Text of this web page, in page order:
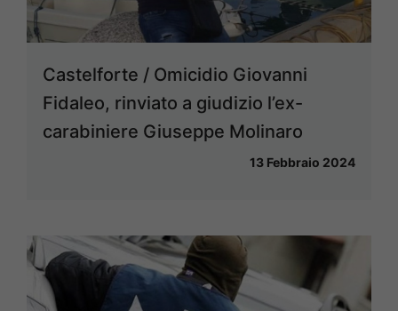
Castelforte / Omicidio Giovanni
Fidaleo, rinviato a giudizio l’ex-
carabiniere Giuseppe Molinaro
13 Febbraio 2024